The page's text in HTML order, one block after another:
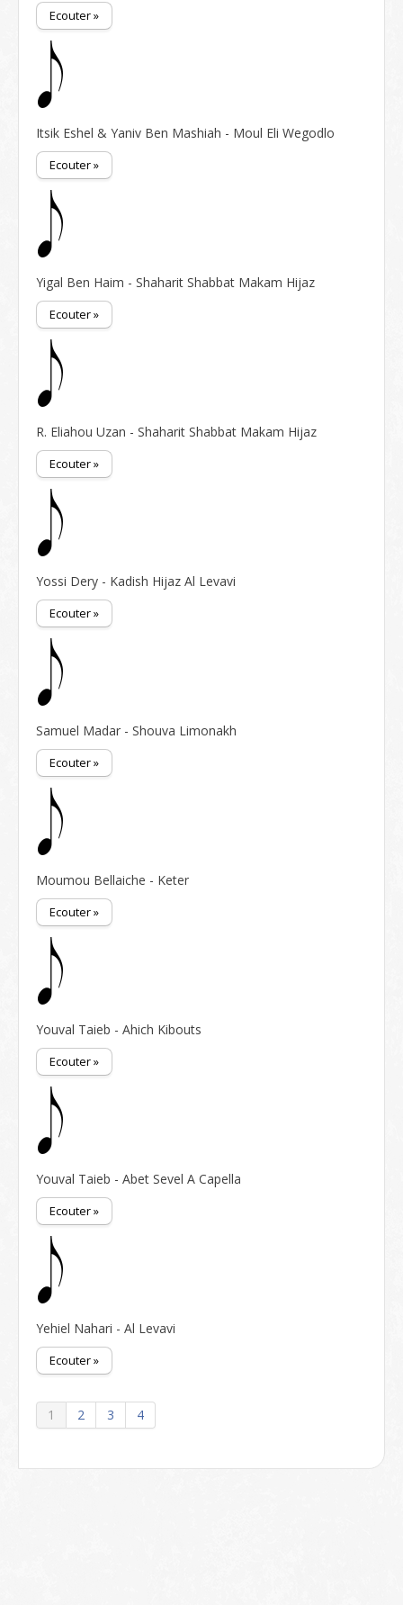
Ecouter »
Itsik Eshel & Yaniv Ben Mashiah - Moul Eli Wegodlo
Ecouter »
Yigal Ben Haim - Shaharit Shabbat Makam Hijaz
Ecouter »
R. Eliahou Uzan - Shaharit Shabbat Makam Hijaz
Ecouter »
Yossi Dery - Kadish Hijaz Al Levavi
Ecouter »
Samuel Madar - Shouva Limonakh
Ecouter »
Moumou Bellaiche - Keter
Ecouter »
Youval Taieb - Ahich Kibouts
Ecouter »
Youval Taieb - Abet Sevel A Capella
Ecouter »
Yehiel Nahari - Al Levavi
Ecouter »
1 2 3 4